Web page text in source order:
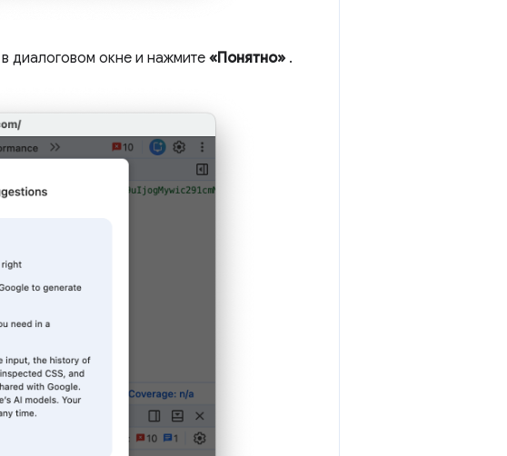
в диалоговом окне и нажмите «Понятно» .